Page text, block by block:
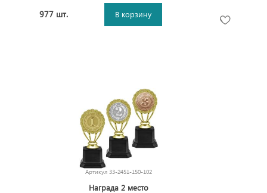
977 шт. В корзину
Артикул 33-2451-150-102
Награда 2 место